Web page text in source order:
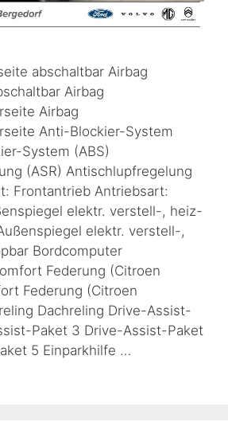
abschaltbar Airbag
Airbag
Airbag
Anti-Blockier-System
System (ABS)
(ASR) Antischlupfregelung
Frontantrieb Antriebsart:
elektr. verstell-, heiz-
elektr. verstell-,
Bordcomputer
Federung (Citroen
Federung (Citroen
Dachreling Drive-Assist-
Paket 3 Drive-Assist-Paket
5 Einparkhilfe …